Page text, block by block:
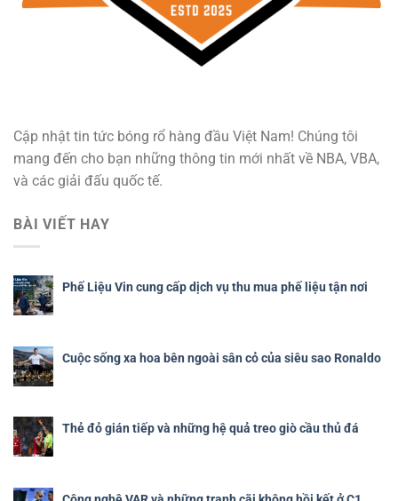
Cập nhật tin tức bóng rổ hàng đầu Việt Nam! Chúng tôi
mang đến cho bạn những thông tin mới nhất về NBA, VBA,
và các giải đấu quốc tế.
BÀI VIẾT HAY
Phế Liệu Vin cung cấp dịch vụ thu mua phế liệu tận nơi
Cuộc sống xa hoa bên ngoài sân cỏ của siêu sao Ronaldo
Thẻ đỏ gián tiếp và những hệ quả treo giò cầu thủ đá